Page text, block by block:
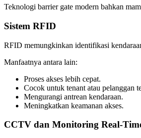
Teknologi barrier gate modern bahkan
Sistem RFID
RFID memungkinkan identifikasi
Manfaatnya antara lain:
Proses akses lebih cepat.
Cocok untuk tenant atau pelanggan
Mengurangi antrean kendaraan.
Meningkatkan keamanan akses.
CCTV dan Monitoring Real-